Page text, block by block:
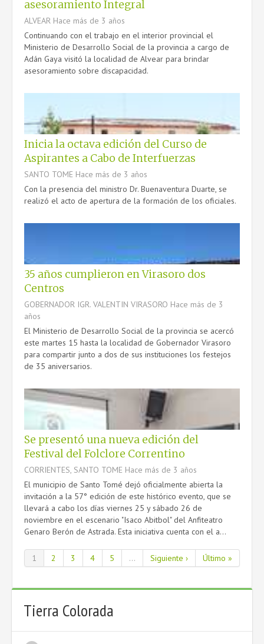
asesoramiento Integral
ALVEAR Hace más de 3 años
Continuando con el trabajo en el interior provincial el
Ministerio de Desarrollo Social de la provincia a cargo de
Adán Gaya visitó la localidad de Alvear para brindar
asesoramiento sobre discapacidad.
Inicia la octava edición del Curso de
Aspirantes a Cabo de Interfuerzas
SANTO TOME Hace más de 3 años
Con la presencia del ministro Dr. Buenaventura Duarte, se
realizó el acto de apertura de la formación de los oficiales.
35 años cumplieron en Virasoro dos
Centros
GOBERNADOR IGR. VALENTIN VIRASORO Hace más de 3
años
El Ministerio de Desarrollo Social de la provincia se acercó
este martes 15 hasta la localidad de Gobernador Virasoro
para compartir junto a dos de sus instituciones los festejos
de 35 aniversarios.
Se presentó una nueva edición del
Festival del Folclore Correntino
CORRIENTES, SANTO TOME Hace más de 3 años
El municipio de Santo Tomé dejó oficialmente abierta la
invitación a la 57° edición de este histórico evento, que se
llevará a cabo los días viernes 25 y sábado 26 de
noviembre en el escenario "Isaco Abitbol" del Anfiteatro
Genaro Berón de Astrada. Esta iniciativa cuenta con el a...
1 2 3 4 5 ... Siguiente › Último »
Tierra Colorada